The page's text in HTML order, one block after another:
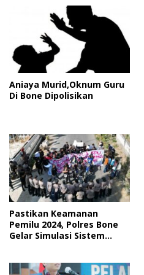
Aniaya Murid,Oknum Guru
Di Bone Dipolisikan
Pastikan Keamanan
Pemilu 2024, Polres Bone
Gelar Simulasi Sistem